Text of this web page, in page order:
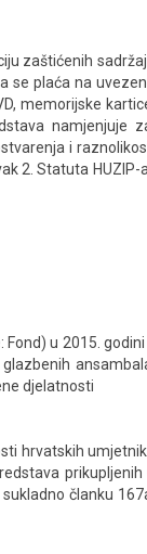
zaštićenih
se plaća na
memorijske
namjenjuje
i
2. Statuta HUZIP-
u 2015. godini
djelatnosti
hrvatskih
prikupljenih
članku